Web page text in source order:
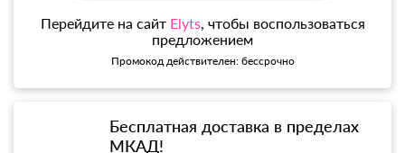
Перейдите на сайт Elyts, чтобы воспользоваться
предложением
Промокод действителен: бессрочно
Бесплатная доставка в пределах
МКАД!